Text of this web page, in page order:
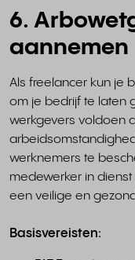
6.
aannemen
Als freelancer kun je
om je bedrijf te laten
werkgevers voldoen
werknemers te
medewerker in
een veilige en
Basisvereisten: